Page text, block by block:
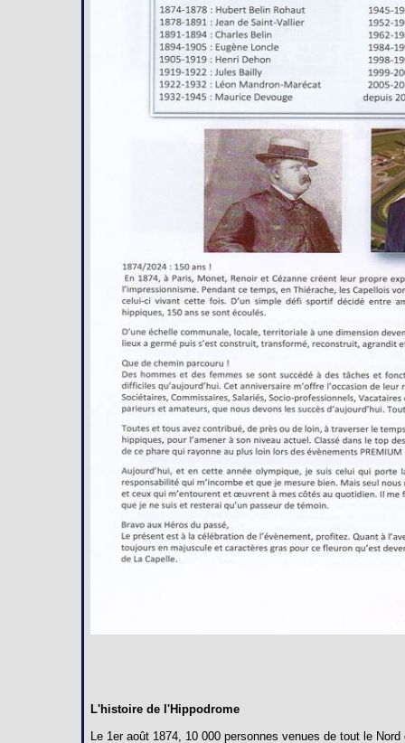
L'histoire de l'Hippodrome
Le 1er août 1874, 10 000 personnes venues de tout le